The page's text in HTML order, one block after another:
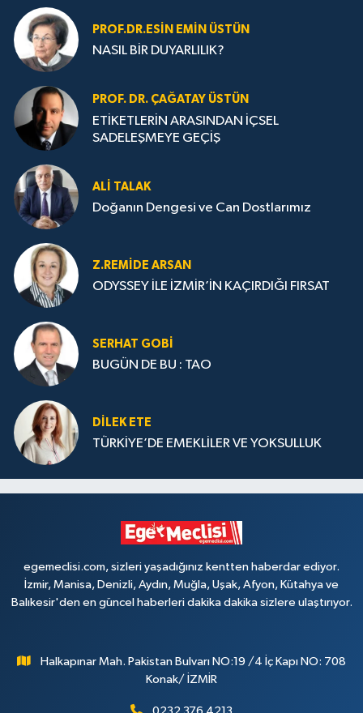
PROF.DR.ESIN EMIN ÜSTÜN
NASIL BİR DUYARLILIK?
PROF. DR. ÇAĞATAY ÜSTÜN
ETİKETLERİN ARASINDAN İÇSEL
SADELEŞMEYE GEÇİŞ
ALI TALAK
Doğanın Dengesi ve Can Dostlarımız
Z.REMIDE ARSAN
ODYSSEY İLE İZMİR’İN KAÇIRDIĞI FIRSAT
SERHAT GOBİ
BUGÜN DE BU : TAO
DILEK ETE
TÜRKİYE’DE EMEKLİLER VE YOKSULLUK
egemeclisi.com, sizleri yaşadığınız kentten haberdar ediyor.
İzmir, Manisa, Denizli, Aydın, Muğla, Uşak, Afyon, Kütahya ve
Balıkesir'den en güncel haberleri dakika dakika sizlere ulaştırıyor.
Halkapınar Mah. Pakistan Bulvarı NO:19 /4 İç Kapı NO: 708
Konak/ İZMİR